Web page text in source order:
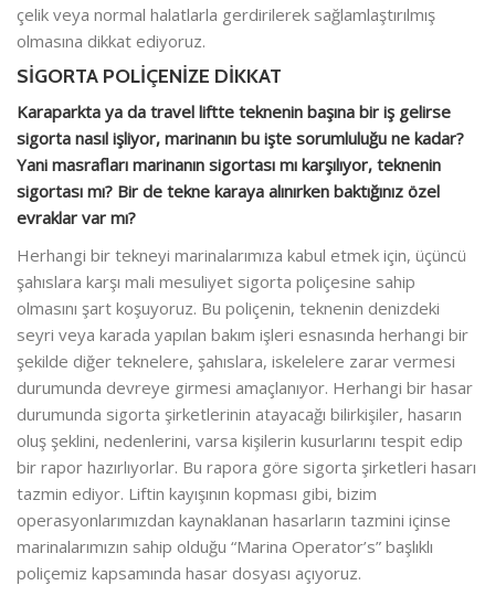
çelik veya normal halatlarla gerdirilerek sağlamlaştırılmış
olmasına dikkat ediyoruz.
SİGORTA POLİÇENİZE DİKKAT
Karaparkta ya da travel liftte teknenin başına bir iş gelirse
sigorta nasıl işliyor, marinanın bu işte sorumluluğu ne kadar?
Yani masrafları marinanın sigortası mı karşılıyor, teknenin
sigortası mı? Bir de tekne karaya alınırken baktığınız özel
evraklar var mı?
Herhangi bir tekneyi marinalarımıza kabul etmek için, üçüncü
şahıslara karşı mali mesuliyet sigorta poliçesine sahip
olmasını şart koşuyoruz. Bu poliçenin, teknenin denizdeki
seyri veya karada yapılan bakım işleri esnasında herhangi bir
şekilde diğer teknelere, şahıslara, iskelelere zarar vermesi
durumunda devreye girmesi amaçlanıyor. Herhangi bir hasar
durumunda sigorta şirketlerinin atayacağı bilirkişiler, hasarın
oluş şeklini, nedenlerini, varsa kişilerin kusurlarını tespit edip
bir rapor hazırlıyorlar. Bu rapora göre sigorta şirketleri hasarı
tazmin ediyor. Liftin kayışının kopması gibi, bizim
operasyonlarımızdan kaynaklanan hasarların tazmini içinse
marinalarımızın sahip olduğu “Marina Operator’s” başlıklı
poliçemiz kapsamında hasar dosyası açıyoruz.